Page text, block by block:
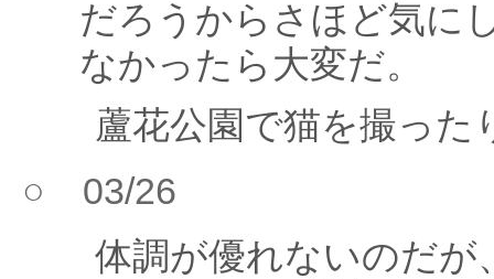
だろうからさほど気に
なかったら大変だ。
蘆花公園で猫を撮った
○ 03/26
体調が優れないのだが